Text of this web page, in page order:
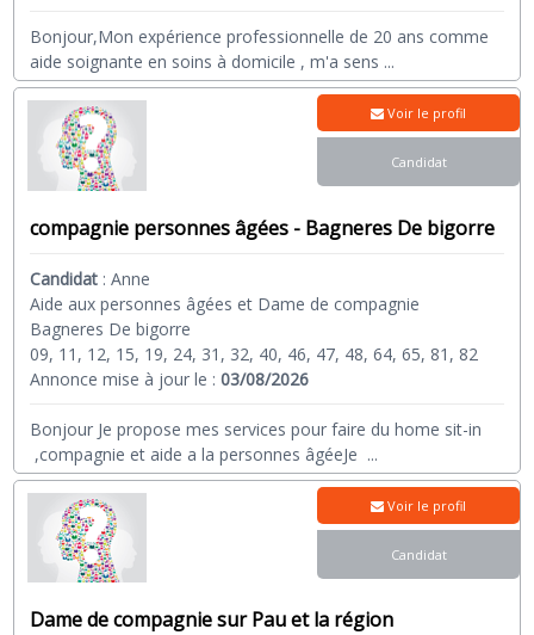
Bonjour,Mon expérience professionnelle de 20 ans comme
aide soignante en soins à domicile , m'a sens ...
compagnie personnes âgées - Bagneres De bigorre
Candidat :Anne
Aide aux personnes âgées et Dame de compagnie
Bagneres De bigorre
09, 11, 12, 15, 19, 24, 31, 32, 40, 46, 47, 48, 64, 65, 81, 82
Annonce mise à jour le :03/08/2026
Bonjour Je propose mes services pour faire du home sit-in
,compagnie et aide a la personnes âgéeJe ...
Voir le profil
Candidat
Dame de compagnie sur Pau et la région
Voir le profil
Candidat